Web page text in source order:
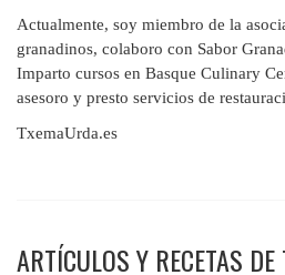
Actualmente, soy miembro de la
granadinos, colaboro con Sabor
Imparto cursos en Basque Culinary
asesoro y presto servicios de
TxemaUrda.es
ARTÍCULOS Y RECETAS